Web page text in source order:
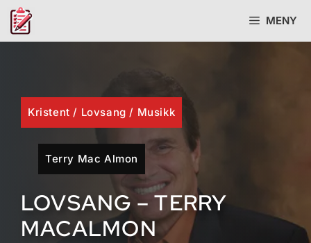
Hopp
MENY
Kristent / Lovsang / Musikk
Terry Mac Almon
LOVSANG – TERRY
MACALMON